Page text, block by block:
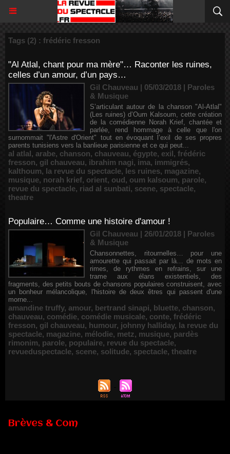
Tags (2) : frédéric fresson
"Al Atlal, chant pour ma mère"… Raconter les ruines,
celles d’un amour, d’un pays…
Gil Chauveau | 05/03/2018 | Paroles
& Musique
S’articulant autour de la chanson "Al-Atlal"
(Les ruines) d’Oum Kalsoum, cette création
de la comédienne Norah Krief, chantée et
parlée, rend hommage à celle que l'on
surnommait "l'Astre d'Orient" tout en évoquant l’exil de ses propres
parents tunisiens vers la banlieue parisienne et ce qui peut...
al atlal, arabe, chanson, chauveau, égypte, exil, frédéric
fresson, gil chauveau, ibrahim nagi, ima, immigrés,
kalthoum, la revue du spectacle, les ruines, magazine,
musique, norah krief, orient, oud, oum kalsoum, parole,
revue du spectacle, riad al sunbati, scene, spectacle,
theatre
Populaire… Comme une histoire d'amour !
Gil Chauveau | 26/01/2018 | Paroles
& Musique
Chansonnettes, ritournelles… pour une
amourette qui passait par là… de mots en
rimes, de rythmes en refrains, sur une
trame aux élans existentiels, des
fragments, des petits bouts de chansons populaires construisent, avec
un bonheur mélancolique, l'histoire de deux êtres qui passent d'une
morne...
amandine truffy, amour, bertrand sinapi, bluette, chanson,
chauveau, comédie, comédie musicale, conte, frédéric
fresson, gil chauveau, humour, johnny halliday, la revue du
spectacle, magazine, mélodie, metz, musique, pardès
rimonim, parole, populaire, revue du spectacle,
revueduspectacle, scene, solitude, spectacle, theatre
Brèves & Com